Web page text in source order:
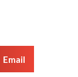
Email